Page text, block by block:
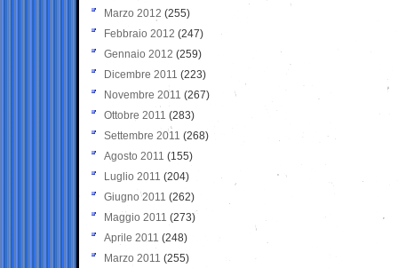
Marzo 2012 (255)
Febbraio 2012 (247)
Gennaio 2012 (259)
Dicembre 2011 (223)
Novembre 2011 (267)
Ottobre 2011 (283)
Settembre 2011 (268)
Agosto 2011 (155)
Luglio 2011 (204)
Giugno 2011 (262)
Maggio 2011 (273)
Aprile 2011 (248)
Marzo 2011 (255)